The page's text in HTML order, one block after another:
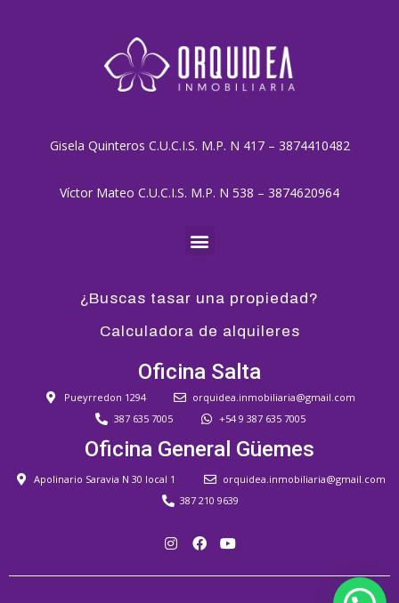
Gisela Quinteros C.U.C.I.S. M.P. N 417 – 3874410482
Víctor Mateo C.U.C.I.S. M.P. N 538 – 3874620964
¿Buscas tasar una propiedad?
Calculadora de alquileres
Oficina Salta
Pueyrredon 1294
orquidea.inmobiliaria@gmail.com
387 635 7005
+54 9 387 635 7005
Oficina General Güemes
Apolinario Saravia N 30 local 1
orquidea.inmobiliaria@gmail.com
387 210 9639